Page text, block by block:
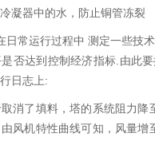
凝器中的水，防止铜管冻裂
常运行过程中 测定一些技术
否达到控制经济指标.由此
日志上:
了填料，塔的系统阻力降
风机特性曲线可知，风量增